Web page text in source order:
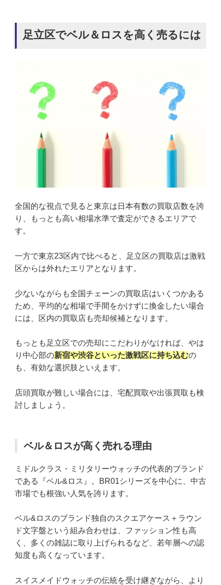
足立区でベル＆ロスを高く売るには
全国的な視点で見ると東京は日本有数の買取店数を誇
り、もっとも高い相場水準で査定ができるエリアで
す。
一方で東京23区内で比べると、足立区の買取店は激戦
区からは外れたエリアとなります。
少ないながらも全国チェーンの買取店はいくつかある
ため、平均的な相場で手間をかけずに換金したい場合
には、区内の買取店も売却候補となります。
もっとも足立区での売却にこだわりがなければ、やは
り中心部の新宿や渋谷といった激戦区に持ち込むの
も、有効な選択肢といえます。
店頭買取が難しい場合には、宅配買取や出張買取も検
討しましょう。
ベル＆ロスが高く売れる理由
ミドルクラス・ミリタリーウォッチの代表的ブランド
である『ベル&ロス』。BR01シリーズを中心に、中古
市場でも根強い人気を誇ります。
ベル&ロスのブランド独自のスクエアケース＋ラウン
ド文字盤という組み合わせは、ファッション性も高
く、多くの雑誌に取り上げられるなど、若年層への認
知度も高くなっています。
スイスメイドウォッチの伝統を受け継ぎながら、より